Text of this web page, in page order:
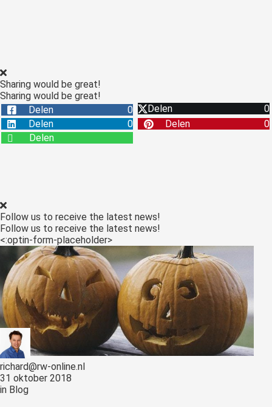
Sharing would be great!
Sharing would be great!
Delen
0 Delen
0
Delen
0 Delen
0
Delen
Follow us to receive the latest news!
Follow us to receive the latest news!
<:optin-form-placeholder>
richard@rw-online.nl
31 oktober 2018
in Blog